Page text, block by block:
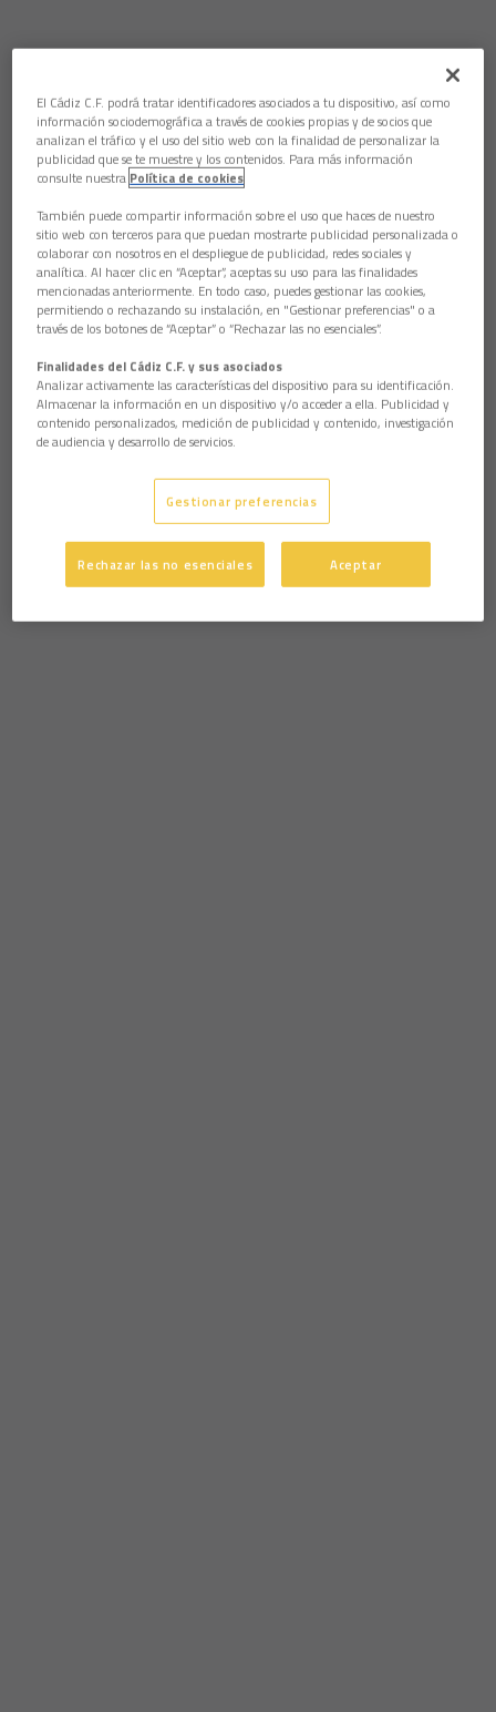
El Cádiz C.F. podrá tratar identificadores asociados a tu dispositivo, así como
información sociodemográfica a través de cookies propias y de socios que
analizan el tráfico y el uso del sitio web con la finalidad de personalizar la
publicidad que se te muestre y los contenidos. Para más información
consulte nuestra Política de cookies
También puede compartir información sobre el uso que haces de nuestro
sitio web con terceros para que puedan mostrarte publicidad personalizada o
colaborar con nosotros en el despliegue de publicidad, redes sociales y
analítica. Al hacer clic en “Aceptar”, aceptas su uso para las finalidades
mencionadas anteriormente. En todo caso, puedes gestionar las cookies,
permitiendo o rechazando su instalación, en "Gestionar preferencias" o a
través de los botones de “Aceptar” o “Rechazar las no esenciales”.
Finalidades del Cádiz C.F. y sus asociados
Analizar activamente las características del dispositivo para su identificación.
Almacenar la información en un dispositivo y/o acceder a ella. Publicidad y
contenido personalizados, medición de publicidad y contenido, investigación
de audiencia y desarrollo de servicios.
Gestionar preferencias
Rechazar las no esenciales Aceptar